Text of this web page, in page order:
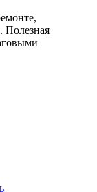
Полезная